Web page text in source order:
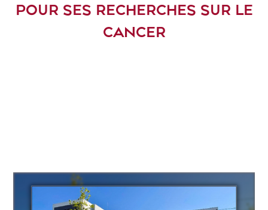
POUR SES RECHERCHES SUR LE
CANCER